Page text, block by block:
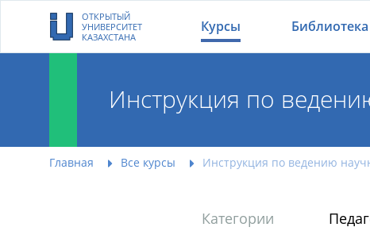
ОТКРЫТЫЙ
УНИВЕРСИТЕТ
КАЗАХСТАНА
Курсы Библиотека
Инструкция по
Главная Все курсы Инструкция по ведению
Категории